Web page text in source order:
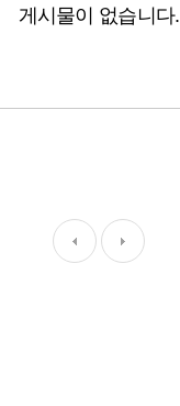
게시물이 없습니다.